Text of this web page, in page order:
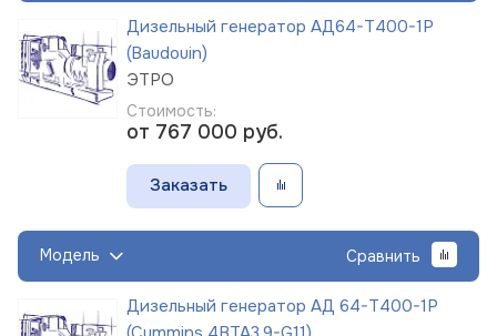
Дизельный генератор АД64-Т400-1Р
(Baudouin)
ЭТРО
Стоимость:
от 767 000 руб.
Заказать
Модель Сравнить
Дизельный генератор АД 64-Т400-1Р